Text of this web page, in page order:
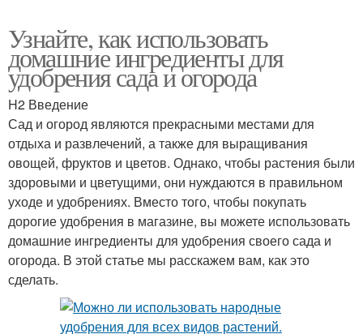
Узнайте, как использовать
домашние ингредиенты для
удобрения сада и огорода
H2 Введение
Сад и огород являются прекрасными местами для
отдыха и развлечений, а также для выращивания
овощей, фруктов и цветов. Однако, чтобы растения были
здоровыми и цветущими, они нуждаются в правильном
уходе и удобрениях. Вместо того, чтобы покупать
дорогие удобрения в магазине, вы можете использовать
домашние ингредиенты для удобрения своего сада и
огорода. В этой статье мы расскажем вам, как это
сделать.